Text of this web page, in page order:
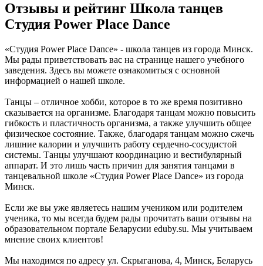
Отзывы и рейтинг Школа танцев
Студия Power Place Dance
«Студия Power Place Dance» - школа танцев из города Минск.
Мы рады приветствовать вас на странице нашего учебного
заведения. Здесь вы можете ознакомиться с основной
информацией о нашей школе.
Танцы – отличное хобби, которое в то же время позитивно
сказывается на организме. Благодаря танцам можно повысить
гибкость и пластичность организма, а также улучшить общее
физическое состояние. Также, благодаря танцам можно сжечь
лишние калории и улучшить работу сердечно-сосудистой
системы. Танцы улучшают координацию и вестибулярный
аппарат. И это лишь часть причин для занятия танцами в
танцевальной школе «Студия Power Place Dance» из города
Минск.
Если же вы уже являетесь нашим учеником или родителем
ученика, то мы всегда будем рады прочитать ваши отзывы на
образовательном портале Беларусии eduby.su. Мы учитываем
мнение своих клиентов!
Мы находимся по адресу ул. Скрыганова, 4, Минск, Беларусь